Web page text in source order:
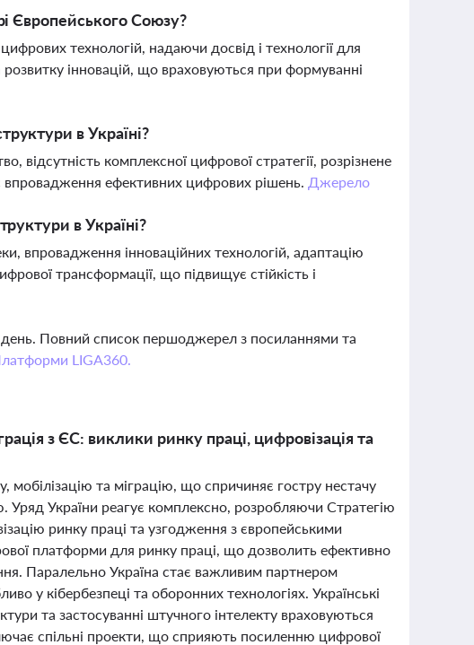
Європейського Союзу?
технологій, надаючи досвід і технології для
розвитку інновацій, що враховуються при формуванні
в Україні?
комплексної цифрової стратегії, розрізнене
ефективних цифрових рішень. Джерело
в Україні?
впровадження інноваційних технологій, адаптацію
трансформації, що підвищує стійкість і
день. Повний список першоджерел з посиланнями та
LIGA360.
з ЄС: виклики ринку праці, цифровізація та
мобілізацію та міграцію, що спричиняє гостру нестачу
Уряд України реагує комплексно, розробляючи Стратегію
ринку праці та узгодження з європейськими
платформи для ринку праці, що дозволить ефективно
Паралельно Україна стає важливим партнером
у кібербезпеці та оборонних технологіях. Українські
та застосуванні штучного інтелекту враховуються
спільні проекти, що сприяють посиленню цифрової